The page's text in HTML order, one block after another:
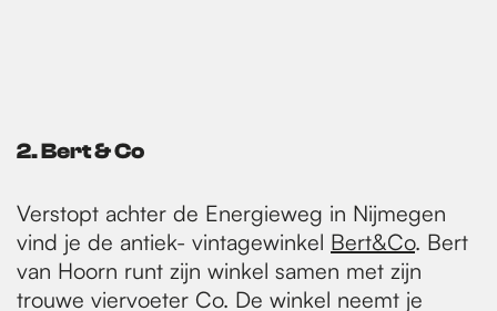
2. Bert & Co
Verstopt achter de Energieweg in Nijmegen
vind je de antiek- vintagewinkel Bert&Co. Bert
van Hoorn runt zijn winkel samen met zijn
trouwe viervoeter Co. De winkel neemt je